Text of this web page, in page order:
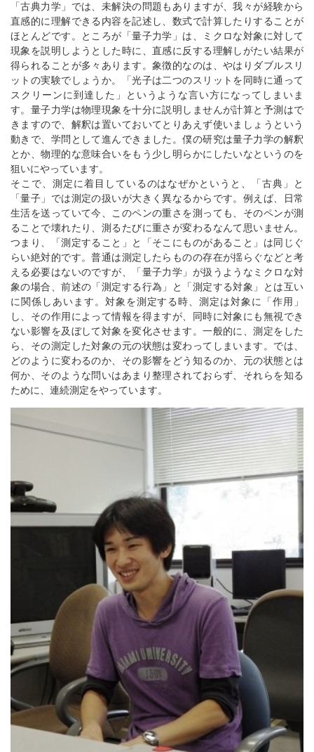
「古典力学」では、未解決の問題もありますが、我々が経験から
直感的に理解できる内容を記述し、数式で計算したりすることが
ほとんどです。ところが「量子力学」は、ミクロな対象に対して
現象を説明しようとした時に、直感に反する理解しがたい結果が
得られることが多々あります。象徴的なのは、やはりダブルスリ
ットの実験でしょうか。「光子は二つのスリットを同時に通って
スクリーンに到達した」というような言い方になってしまいま
す。量子力学は物理現象を十分に説明しませんが計算と予測はで
きますので、解釈は置いておいてとりあえず使いましょうという
動きで、学問として進んできました。僕の研究は量子力学の解釈
とか、物理的な意味合いをもう少し明らかにしたいなというのを
狙いにやっています。
そこで、測定に着目しているのはなぜかというと、「古典」と
「量子」では測定の扱いが大きく異なるからです。例えば、日常
生活を送っていて今、このペンの重さを測っても、そのペンが測
ることで壊れたり、測るたびに重さが変わるなんて思いません。
つまり、「測定すること」と「そこにものがあること」は同じぐ
らい絶対的です。普通は測定したらものの存在が揺らぐなどと考
える必要はないのですが、「量子力学」が扱うようなミクロな対
象の場合、前述の「測定する行為」と「測定する対象」とは互い
に関係しあいます。対象を測定する時、測定は対象に「作用」
し、その作用によって情報を得ますが、同時に対象にも無視でき
ない影響を及ぼして対象を変化させます。一般的に、測定をした
ら、その測定した対象の元の状態は変わってしまいます。では、
どのように変わるのか、その影響をどう知るのか、元の状態とは
何か、そのような問いはあまり整理されておらず、それらを知る
ために、連続測定をやっています。